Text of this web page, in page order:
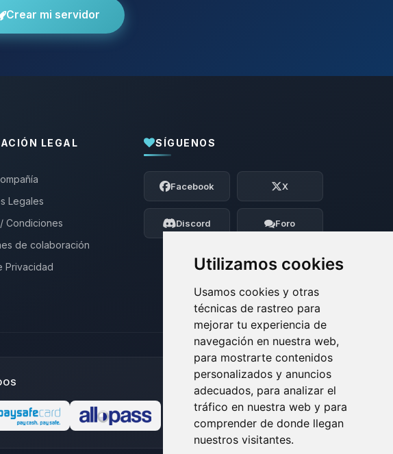
Utilizamos cookies
Usamos cookies y otras
técnicas de rastreo para
mejorar tu experiencia de
navegación en nuestra web,
para mostrarte contenidos
personalizados y anuncios
adecuados, para analizar el
tráfico en nuestra web y para
comprender de donde llegan
nuestros visitantes.
Crear mi servidor
LEGAL
Legales
Condiciones
de colaboración
Privacidad
SÍGUENOS
Facebook X
Discord Foro
Yupi, por fin alguien con quien hablar!
Soy Choupy, tu pequeno asistente de
BoxToPlay. Cuentame que necesitas y
moveré mis pequenos circuitos para
ayudarte.
08/08/2026 06:00